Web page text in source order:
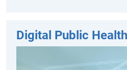
Digital Public Health